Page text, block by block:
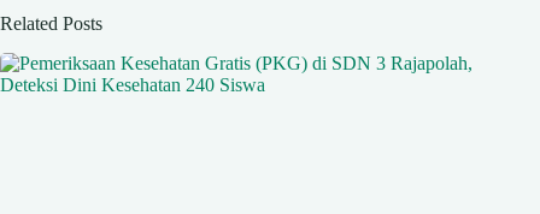
Related Posts